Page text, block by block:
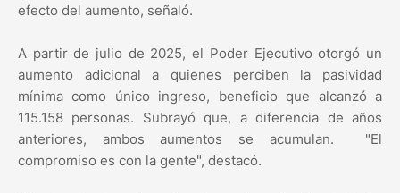
efecto del aumento, señaló.
A partir de julio de 2025, el Poder Ejecutivo otorgó un
aumento adicional a quienes perciben la pasividad
mínima como único ingreso, beneficio que alcanzó a
115.158 personas. Subrayó que, a diferencia de años
anteriores, ambos aumentos se acumulan. "El
compromiso es con la gente", destacó.